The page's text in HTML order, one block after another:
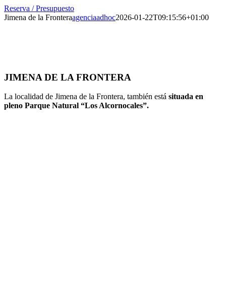
Skip
to
Reserva / Presupuesto
Jimena de la Fronteraagenciaadhoc2026-01-22T09:15:56+01:00
JIMENA DE LA FRONTERA
La localidad de Jimena de la Frontera, también está situada en
pleno Parque Natural “Los Alcornocales”.